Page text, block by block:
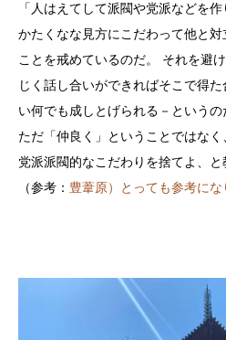
「人はえてして派閥や党派などを
かたくなな見方にこだわって他と
ことを戒めているのだ。 それを避
じく話し合いができればそこで得
い何でも成しとげられる－というの
ただ「仲良く」ということではな
党派派閥的なこだわりを捨てよ、と
（参考： 豊葦原）とっても参考にな